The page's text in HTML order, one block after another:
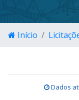
Início
Dados